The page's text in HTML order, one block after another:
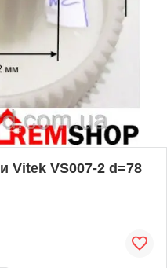
Vitek VS007-2 d=78